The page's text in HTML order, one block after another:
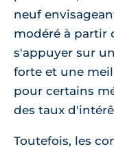
neuf
modéré à partir
s'appuyer sur
forte et une
pour certains
des taux
Toutefois, les